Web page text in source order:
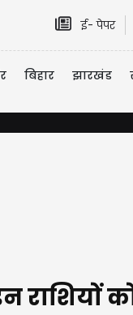
ई- पेपर
बिहार झारखंड